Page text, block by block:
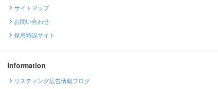
サイトマップ
お問い合わせ
採用特設サイト
Information
リスティング広告情報ブログ